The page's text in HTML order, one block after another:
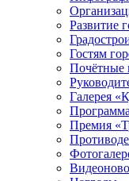
Развитие
Гостям
Почётные
Галерея
Премия